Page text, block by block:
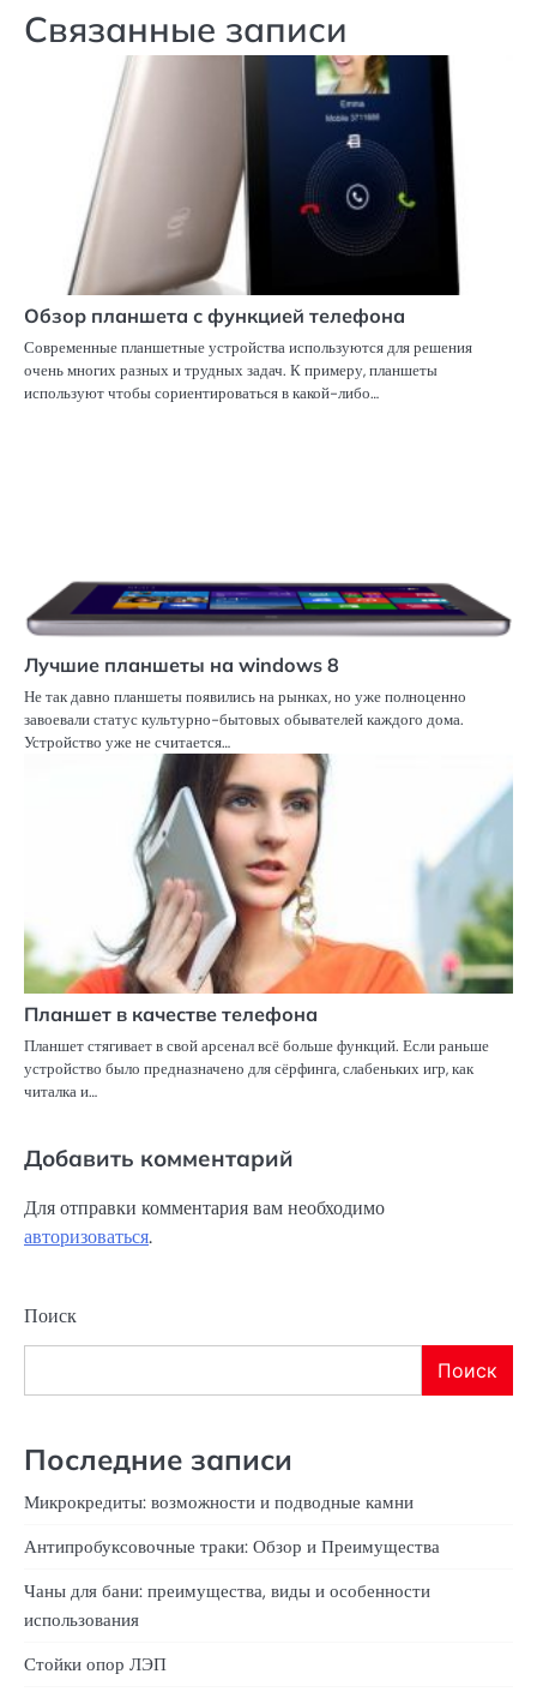
записям
Связанные записи
Обзор планшета с функцией телефона
Современные планшетные устройства используются для решения
очень многих разных и трудных задач. К примеру, планшеты
используют чтобы сориентироваться в какой-либо…
Лучшие планшеты на windows 8
Не так давно планшеты появились на рынках, но уже полноценно
завоевали статус культурно-бытовых обывателей каждого дома.
Устройство уже не считается…
Планшет в качестве телефона
Планшет стягивает в свой арсенал всё больше функций. Если раньше
устройство было предназначено для сёрфинга, слабеньких игр, как
читалка и…
Добавить комментарий
Для отправки комментария вам необходимо
авторизоваться.
Поиск
Поиск
Последние записи
Микрокредиты: возможности и подводные камни
Антипробуксовочные траки: Обзор и Преимущества
Чаны для бани: преимущества, виды и особенности
использования
Стойки опор ЛЭП